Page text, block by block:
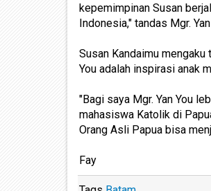
kepemimpinan Susan
Indonesia," tandas Mgr. Yan
Susan Kandaimu mengaku
You adalah inspirasi anak
"Bagi saya Mgr. Yan You
mahasiswa Katolik di
Orang Asli Papua bisa
Fay